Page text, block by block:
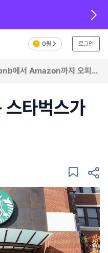
0원 로그인
에서 Amazon까지 오피스
스타벅스가